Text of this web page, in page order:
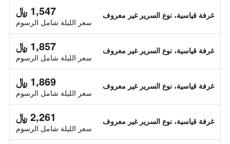
غرفة قياسية، نوع السرير غير معروف 1,547 ﷼
سعر الليلة شامل الرسوم
غرفة قياسية، نوع السرير غير معروف 1,857 ﷼
سعر الليلة شامل الرسوم
غرفة قياسية، نوع السرير غير معروف 1,869 ﷼
سعر الليلة شامل الرسوم
غرفة قياسية، نوع السرير غير معروف 2,261 ﷼
سعر الليلة شامل الرسوم